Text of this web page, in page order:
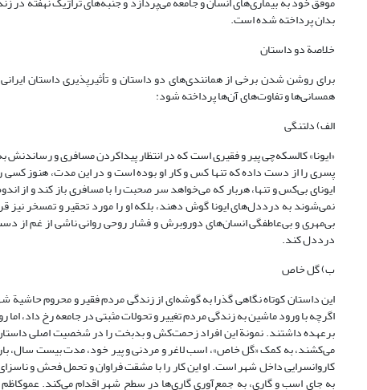
بدان پرداخته شده است.
خلاصة دو داستان
برای روشن شدن برخی از همانندی‌های دو داستان و تأثیرپذیری داستان
همسانی‌ها و تفاوت‌های آن‌ها پرداخته شود:
الف) دلتنگی
«ایونا» کالسکه‌چی پیر و فقیری است که در انتظار پیداکردن مسافری و
پسری را از دست داده که تنها کس و کار او بوده است و در این مدت، هنوز کسی
ایونای بی‌کس و تنها، هربار که می‌خواهد سر صحبت را با مسافری باز کند و از
نمی‌شوند به درددل‌های ایونا گوش دهند، بلکه او را مورد تحقیر و تمسخر نیز
بی‌مهری و بی‌عاطفگی انسان‌های دوروبرش و فشار روحی روانی ناشی از غم از
درددل کند.
ب) گل خاص
این داستان کوتاه نگاهی گذرا به گوشه‌ای از زندگی مردم فقیر و محروم
اگرچه با ورود ماشین به زندگی مردم تغییر و تحولات مثبتی در جامعه رخ داد،
برعهده داشتند. نمونة این افراد زحمت‌کش و بدبخت را در شخصیت اصلی داستان،
می‌کشند، به کمک «گل خاص»، اسب لاغر و مردنی و پیر خود، مدت بیست سال،
کاروانسرایی داخل شهر است. او این کار را با مشقت فراوان و تحمل فحش و
به جای اسب و گاری، به جمع‌آوری گاری‌ها در سطح شهر اقدام می‌کند.